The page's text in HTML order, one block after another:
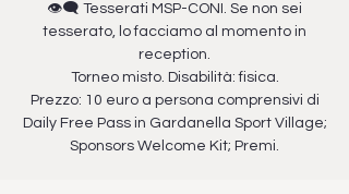
👁️‍🗨️ Tesserati MSP-CONI. Se non sei
tesserato, lo facciamo al momento in
reception.
Torneo misto. Disabilità: fisica.
Prezzo: 10 euro a persona comprensivi di
Daily Free Pass in Gardanella Sport Village;
Sponsors Welcome Kit; Premi.